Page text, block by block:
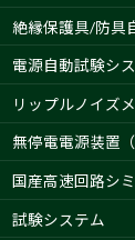
絶縁保護具/防具
電源自動試験シ
リップルノイズ
無停電電源装置（
国産高速回路シ
試験システム